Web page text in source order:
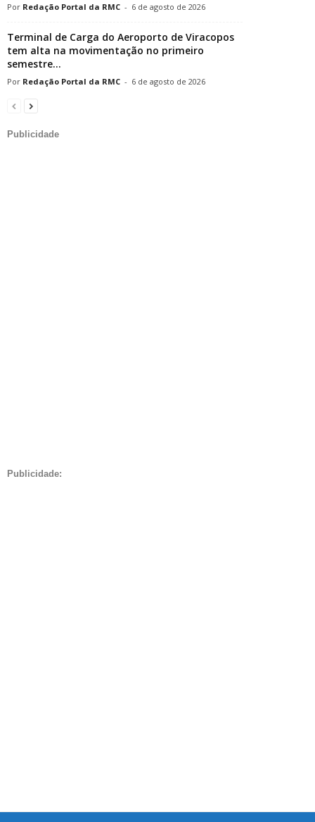
Redação Portal da RMC - 6 de agosto de 2026
Terminal de Carga do Aeroporto de Viracopos
tem alta na movimentação no primeiro
semestre...
Redação Portal da RMC - 6 de agosto de 2026
Publicidade
Publicidade: